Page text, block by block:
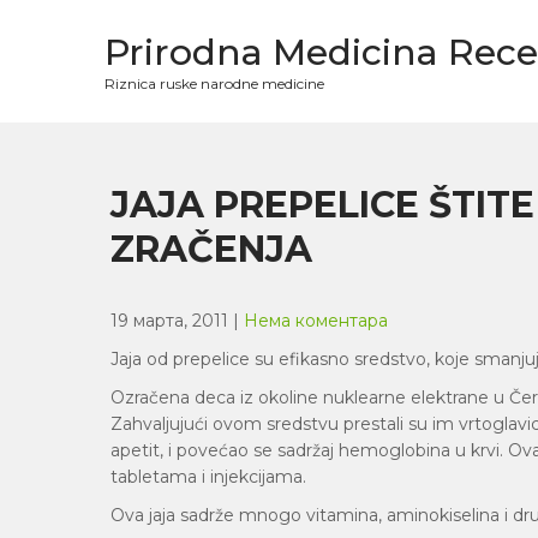
Prirodna Medicina
Riznica ruske narodne medicine
JAJA PREPELICE
ZRAČENJA
19 марта, 2011 | Нема коментара
Jaja od prepelice su efikasno sredstvo, koje
Ozračena deca iz okoline nuklearne elektrane u
Zahvaljujući ovom sredstvu prestali su im
apetit, i povećao se sadržaj hemoglobina u krvi.
tabletama i injekcijama.
Ova jaja sadrže mnogo vitamina, aminokiselina i